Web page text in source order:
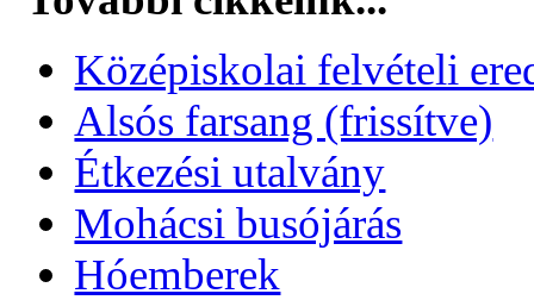
Középiskolai felvételi
Alsós farsang (frissítve)
Étkezési utalvány
Mohácsi busójárás
Hóemberek